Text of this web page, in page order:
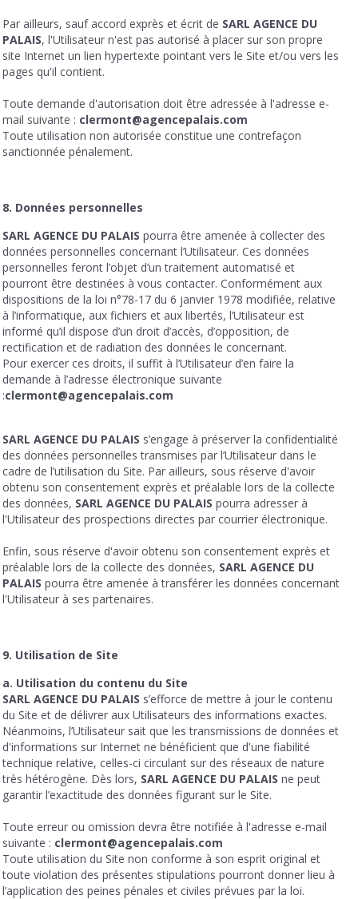
Par ailleurs, sauf accord exprès et écrit de SARL AGENCE DU
PALAIS, l'Utilisateur n'est pas autorisé à placer sur son propre
site Internet un lien hypertexte pointant vers le Site et/ou vers les
pages qu'il contient.
Toute demande d'autorisation doit être adressée à l'adresse e-
mail suivante : clermont@agencepalais.com
Toute utilisation non autorisée constitue une contrefaçon
sanctionnée pénalement.
8. Données personnelles
SARL AGENCE DU PALAIS pourra être amenée à collecter des
données personnelles concernant l’Utilisateur. Ces données
personnelles feront l’objet d’un traitement automatisé et
pourront être destinées à vous contacter. Conformément aux
dispositions de la loi n°78-17 du 6 janvier 1978 modifiée, relative
à l’informatique, aux fichiers et aux libertés, l’Utilisateur est
informé qu’il dispose d’un droit d’accès, d’opposition, de
rectification et de radiation des données le concernant.
Pour exercer ces droits, il suffit à l’Utilisateur d’en faire la
demande à l’adresse électronique suivante
:clermont@agencepalais.com
SARL AGENCE DU PALAIS s’engage à préserver la confidentialité
des données personnelles transmises par l’Utilisateur dans le
cadre de l’utilisation du Site. Par ailleurs, sous réserve d'avoir
obtenu son consentement exprès et préalable lors de la collecte
des données, SARL AGENCE DU PALAIS pourra adresser à
l'Utilisateur des prospections directes par courrier électronique.
Enfin, sous réserve d'avoir obtenu son consentement exprès et
préalable lors de la collecte des données, SARL AGENCE DU
PALAIS pourra être amenée à transférer les données concernant
l'Utilisateur à ses partenaires.
9. Utilisation de Site
a. Utilisation du contenu du Site
SARL AGENCE DU PALAIS s’efforce de mettre à jour le contenu
du Site et de délivrer aux Utilisateurs des informations exactes.
Néanmoins, l’Utilisateur sait que les transmissions de données et
d'informations sur Internet ne bénéficient que d'une fiabilité
technique relative, celles-ci circulant sur des réseaux de nature
très hétérogène. Dès lors, SARL AGENCE DU PALAIS ne peut
garantir l’exactitude des données figurant sur le Site.
Toute erreur ou omission devra être notifiée à l'adresse e-mail
suivante : clermont@agencepalais.com
Toute utilisation du Site non conforme à son esprit original et
toute violation des présentes stipulations pourront donner lieu à
l’application des peines pénales et civiles prévues par la loi.